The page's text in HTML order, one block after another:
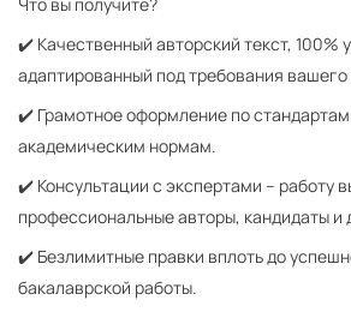
✔️ Качественный авторский текст, 100%
адаптированный под требования
✔️ Грамотное оформление по
академическим нормам.
✔️ Консультации с экспертами – работу
профессиональные авторы, кандидаты и
✔️ Безлимитные правки вплоть до
бакалаврской работы.